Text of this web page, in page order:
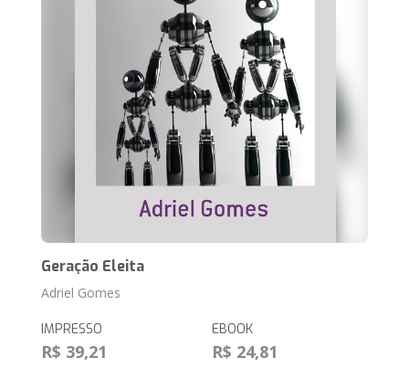
Geração Eleita
Adriel Gomes
IMPRESSO
R$ 39,21
EBOOK
R$ 24,81